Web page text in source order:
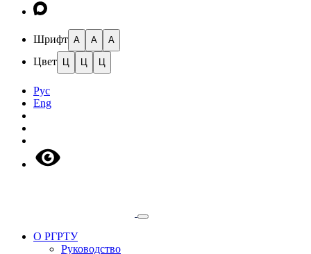
Шрифт A A A
Цвет Ц Ц Ц
Рус
Eng
О РГРТУ
Руководство